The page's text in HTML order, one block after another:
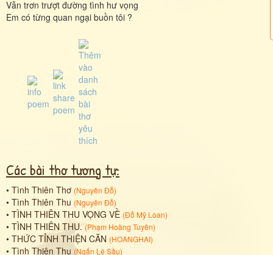
Vẫn trơn trượt đường tình hư vọng
Em có từng quan ngại buồn tôi ?
Các bài thơ tương tự:
• Tình Thiên Thơ (Nguyên Đỗ)
• Tình Thiên Thu (Nguyên Đỗ)
• TÌNH THIÊN THU VỌNG VỀ (Đỗ Mỹ Loan)
• TÌNH THIÊN THU. (Phạm Hoàng Tuyên)
• THỨC TỈNH THIỆN CĂN (HOANGHAI)
• Tình Thiên Thu (Ngấn Lệ Sầu)